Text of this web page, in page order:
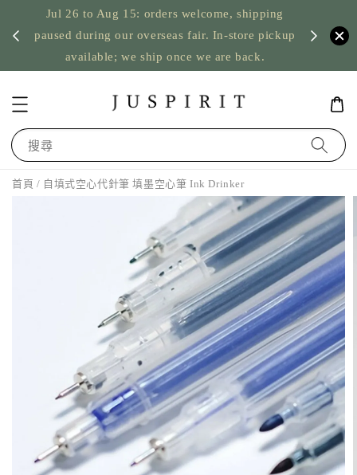
Jul 26 to Aug 15: orders welcome, shipping
paused during our overseas fair. In-store pickup
available; we ship once we are back.
US
搜尋
首頁 / 自填式空心代針筆 填墨空心筆 Ink Drinker